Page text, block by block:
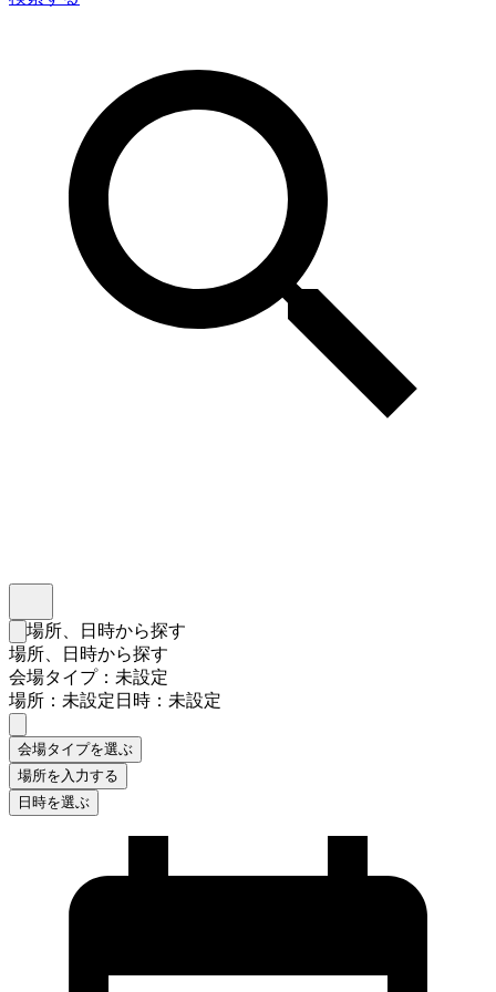
検索フォームを閉じる
場所、日時から探す
場所、日時から探す
会場タイプ：未設定
場所：未設定日時：未設定
会場タイプを選ぶ
場所を入力する
日時を選ぶ